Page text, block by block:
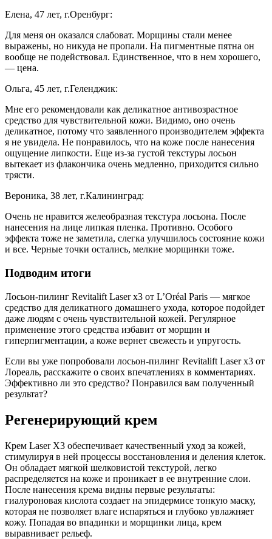
Елена, 47 лет, г.Оренбург:
Для меня он оказался слабоват. Морщины стали менее
выражены, но никуда не пропали. На пигментные пятна он
вообще не подействовал. Единственное, что в нем хорошего,
— цена.
Ольга, 45 лет, г.Геленджик:
Мне его рекомендовали как деликатное антивозрастное
средство для чувствительной кожи. Видимо, оно очень
деликатное, потому что заявленного производителем эффекта
я не увидела. Не понравилось, что на коже после нанесения
ощущение липкости. Еще из-за густой текстуры лосьон
вытекает из флакончика очень медленно, приходится сильно
трясти.
Вероника, 38 лет, г.Калининград:
Очень не нравится желеобразная текстура лосьона. После
нанесения на лице липкая пленка. Противно. Особого
эффекта тоже не заметила, слегка улучшилось состояние кожи
и все. Черные точки остались, мелкие морщинки тоже.
Подводим итоги
Лосьон-пилинг Revitalift Laser x3 от L’Oréal Paris — мягкое
средство для деликатного домашнего ухода, которое подойдет
даже людям с очень чувствительной кожей. Регулярное
применение этого средства избавит от морщин и
гиперпигментации, а коже вернет свежесть и упругость.
Если вы уже попробовали лосьон-пилинг Revitalift Laser x3 от
Лореаль, расскажите о своих впечатлениях в комментариях.
Эффективно ли это средство? Понравился вам полученный
результат?
Регенерирующий крем
Крем Laser X3 обеспечивает качественный уход за кожей,
стимулируя в ней процессы восстановления и деления клеток.
Он обладает мягкой шелковистой текстурой, легко
распределяется на коже и проникает в ее внутренние слои.
После нанесения крема видны первые результаты:
гиалуроновая кислота создает на эпидермисе тонкую маску,
которая не позволяет влаге испаряться и глубоко увлажняет
кожу. Попадая во впадинки и морщинки лица, крем
выравнивает рельеф.